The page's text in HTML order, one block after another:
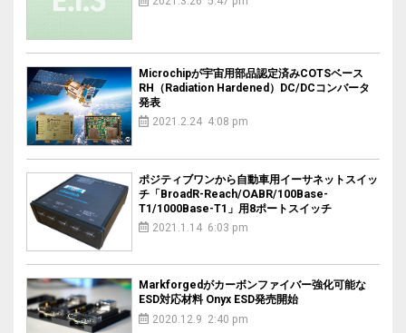
Microchipが宇宙用部品認定済みCOTSベース
RH（Radiation Hardened）DC/DCコンバータ
発表
2021.2.24 4:08 pm
ポジティブワンから自動車用イーサネットスイッ
チ「BroadR-Reach/OABR/100Base-
T1/1000Base-T1」用8ポートスイッチ
2021.1.14 6:03 pm
Markforgedがカーボンファイバー強化可能な
ESD対応材料 Onyx ESD発売開始
2020.12.9 2:40 pm